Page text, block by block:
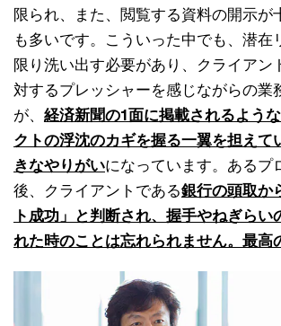
限られ、また、閲覧する資料の開示が
も多いです。こういった中でも、潜在
限り洗い出す必要があり、クライアン
対するプレッシャーを感じながらの業
が、 経済新聞の1面に掲載されるよう
クトの浮沈のカギを握る一翼を担えて
きなやりがいになっています。あるプ
後、クライアントである銀行の頭取か
ト成功」と判断され、握手やねぎらい
れた時のことは忘れられません。最高